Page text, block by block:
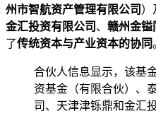
州市智航资产管理有限公司 ）
金汇投资有限公司 、 赣州金镒
了传统资本与产业资本的协同
合伙人信息显示，该基
资基金（有限合伙）、
司、天津津铄鼎和金汇